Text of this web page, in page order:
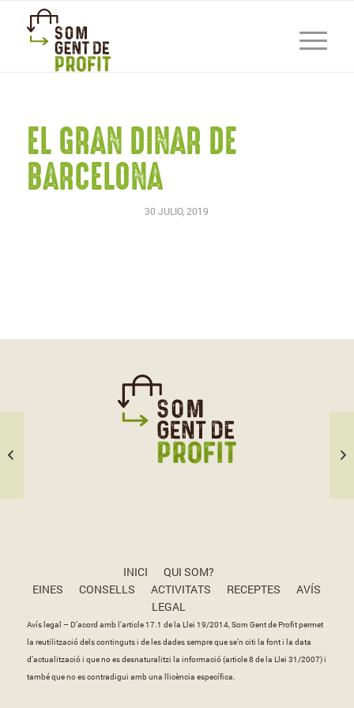
EL GRAN DINAR DE
BARCELONA
30 JULIO, 2019
INICI
QUI SOM?
EINES
CONSELLS ACTIVITATS RECEPTES
AVÍS
LEGAL
Avís legal – D’acord amb l’article 17.1 de la Llei 19/2014, Som Gent de Profit permet
la reutilització dels continguts i de les dades sempre que se’n citi la font i la data
d’actualització i que no es desnaturalitzi la informació (article 8 de la Llei 31/2007) i
també que no es contradigui amb una llicència específica.